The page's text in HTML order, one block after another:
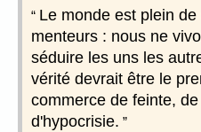
Le monde est plein
menteurs : nous ne
séduire les uns les
vérité devrait être le
commerce de feinte,
d'hypocrisie.